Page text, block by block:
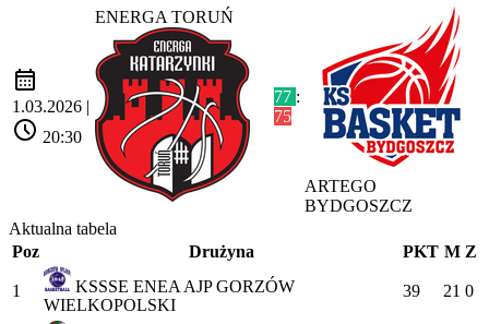
calendar_month
1.03.2026 |
schedule 20:30
ENERGA TORUŃ
77 :
75
ARTEGO
BYDGOSZCZ
Aktualna tabela
Poz
Drużyna PKT M Z
1
KSSSE ENEA AJP GORZÓW
WIELKOPOLSKI
39 21 0